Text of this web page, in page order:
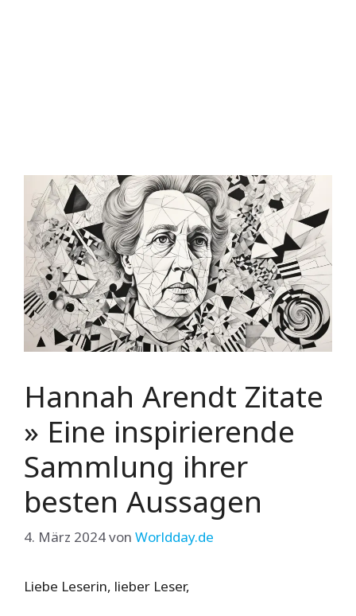
Hannah Arendt Zitate
» Eine inspirierende
Sammlung ihrer
besten Aussagen
4. März 2024von Worldday.de
Liebe Leserin, lieber Leser,